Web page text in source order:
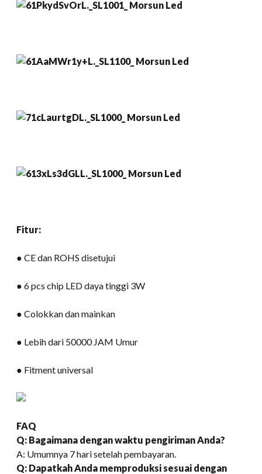
Fitur:
● CE dan ROHS disetujui
● 6 pcs chip LED daya tinggi 3W
● Colokkan dan mainkan
● Lebih dari 50000 JAM Umur
● Fitment universal
FAQ
Q: Bagaimana dengan waktu pengiriman Anda?
A: Umumnya 7 hari setelah pembayaran.
Q: Dapatkah Anda memproduksi sesuai dengan